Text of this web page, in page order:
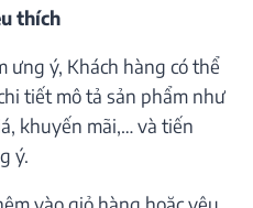
thích
ưng ý, Khách hàng có thể
tiết mô tả sản phẩm như
khuyến mãi,… và tiến
ý.
vào giỏ hàng hoặc yêu